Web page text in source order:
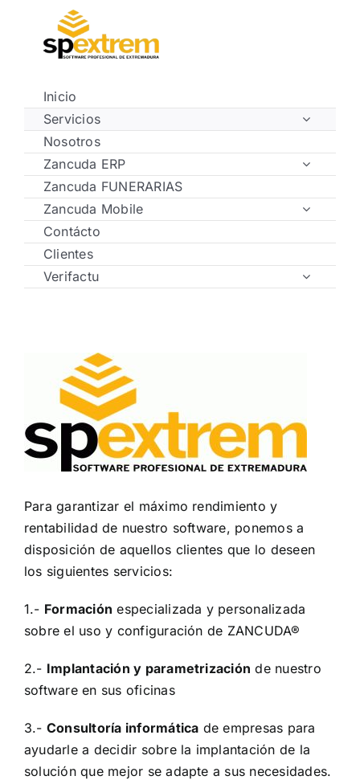
contenido
Inicio
Servicios
Nosotros
Zancuda ERP
Zancuda FUNERARIAS
Zancuda Mobile
Contácto
Clientes
Verifactu
Para garantizar el máximo rendimiento y
rentabilidad de nuestro software, ponemos a
disposición de aquellos clientes que lo deseen
los siguientes servicios:
1.- Formación especializada y personalizada
sobre el uso y configuración de ZANCUDA®
2.- Implantación y parametrización de nuestro
software en sus oficinas
3.- Consultoría informática de empresas para
ayudarle a decidir sobre la implantación de la
solución que mejor se adapte a sus necesidades.